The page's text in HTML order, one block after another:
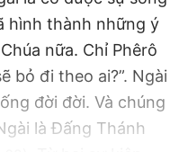
hình thành những ý
nữa. Chỉ Phêrô
bỏ đi theo ai?”. Ngài
đời đời. Và chúng
là Ðấng Thánh